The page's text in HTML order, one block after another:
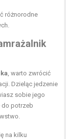
różnorodne
, warto zwrócić
Dzieląc jedzenie
sobie jego
do potrzeb
na kilku